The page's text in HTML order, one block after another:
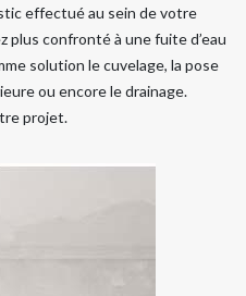
effectué au sein de votre
plus confronté à une fuite d’eau
solution le cuvelage, la pose
ou encore le drainage.
projet.